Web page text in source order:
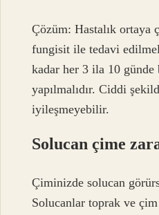
Çözüm: Hastalık ortaya
fungisit ile tedavi
kadar her 3 ila 10
yapılmalıdır. Ciddi
iyileşmeyebilir.
Solucan çime
Çiminizde solucan
Solucanlar toprak ve